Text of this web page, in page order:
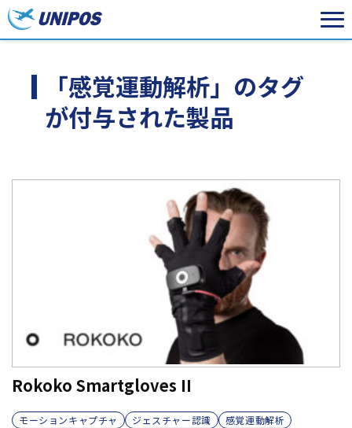
「感覚運動解析」のタグ
が付与された製品
Rokoko Smartgloves II
モーションキャプチャ ジェスチャー認識
感覚運動解析